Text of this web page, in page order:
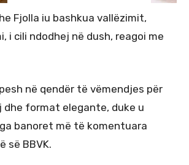
Fjolla iu bashkua vallëzimit,
i cili ndodhej në dush, reagoi me
në qendër të vëmendjes për
format elegante, duke u
banoret më të komentuara
së BBVK.